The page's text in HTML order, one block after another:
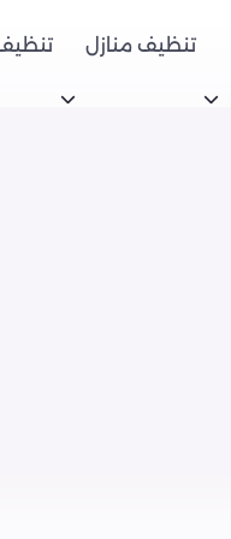
تنظيف منازل